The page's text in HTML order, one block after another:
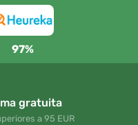
97%
gratuita
a 95 EUR